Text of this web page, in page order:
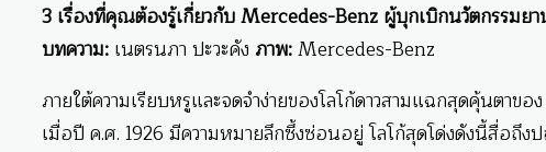
3 เรื่องที่คุณต้องรู้เกี่ยวกับ Mercedes-Benz ผู้บุกเบิกนวัตกรรมย
บทความ: เนตรนภา ปะวะคัง ภาพ:Mercedes-Benz
ภายใต้ความเรียบหรูและจดจำง่ายของโลโก้ดาวสามแฉกสุดคุ้นต
เมื่อปี ค.ศ. 1926 มีความหมายลึกซึ้งซ่อนอยู่ โลโก้สุดโด่งดังนี้สื่อ